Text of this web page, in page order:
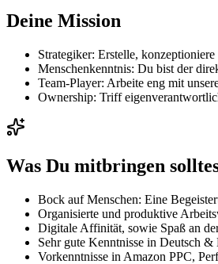
Deine Mission
Strategiker: Erstelle,
Menschenkenntnis: Du bist der
Team-Player: Arbeite eng mit
Ownership: Triff
Was Du mitbringen
Bock auf Menschen: Eine
Organisierte und produktive
Digitale Affinität, sowie Spaß an
Sehr gute Kenntnisse in Deutsch
Vorkenntnisse in Amazon PPC,